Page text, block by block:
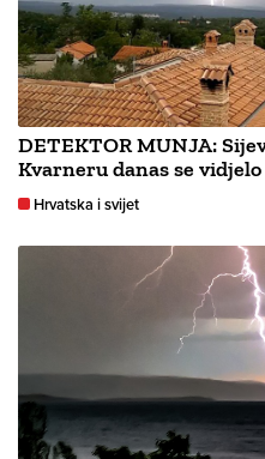
DETEKTOR MUNJA:
Kvarneru danas se
Hrvatska i svijet